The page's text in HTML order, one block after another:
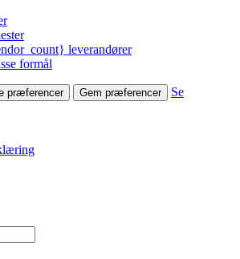
leverandører
formål
præferencer Gem præferencer
Se